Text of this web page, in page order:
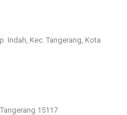
Indah, Kec. Tangerang, Kota
15117